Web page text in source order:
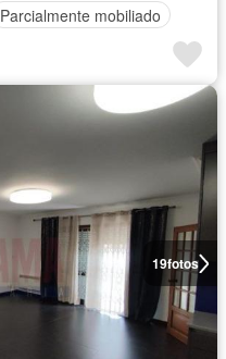
Parcialmente mobiliado
19fotos